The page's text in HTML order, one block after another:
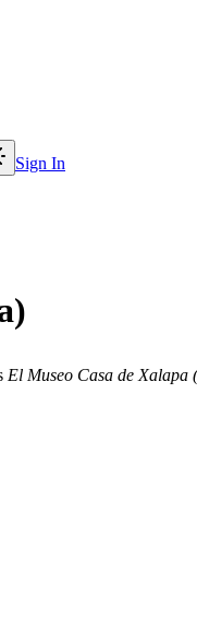
Sign In
El Museo Casa de Xalapa